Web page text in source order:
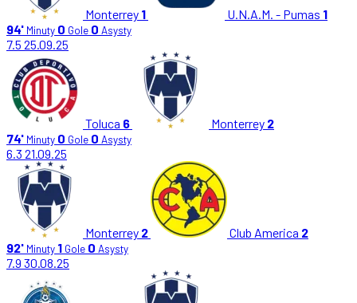
Monterrey 1 U.N.A.M. - Pumas 1
94' Minuty 0 Gole 0 Asysty
7.5 25.09.25
Toluca 6 Monterrey 2
74' Minuty 0 Gole 0 Asysty
6.3 21.09.25
Monterrey 2 Club America 2
92' Minuty 1 Gole 0 Asysty
7.9 30.08.25